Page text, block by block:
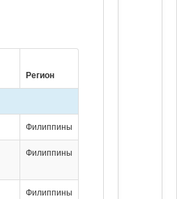
Регион
Филиппины
Филиппины
Филиппины